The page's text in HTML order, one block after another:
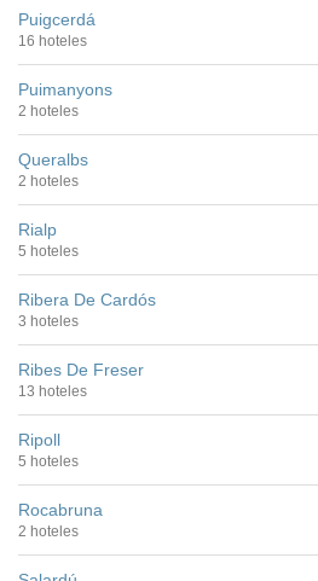
Puigcerdá
16 hoteles
Puimanyons
2 hoteles
Queralbs
2 hoteles
Rialp
5 hoteles
Ribera De Cardós
3 hoteles
Ribes De Freser
13 hoteles
Ripoll
5 hoteles
Rocabruna
2 hoteles